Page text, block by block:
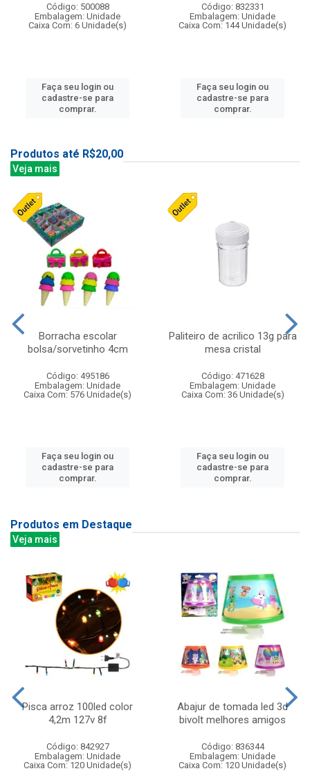
Código: 500088
Embalagem: Unidade
Caixa Com: 6 Unidade(s)
Faça seu login ou
cadastre-se para
comprar.
Código: 832331
Embalagem: Unidade
Caixa Com: 144 Unidade(s)
Faça seu login ou
cadastre-se para
comprar.
Produtos até R$20,00
Veja mais
Borracha escolar
bolsa/sorvetinho 4cm
Código: 495186
Embalagem: Unidade
Caixa Com: 576 Unidade(s)
Faça seu login ou
cadastre-se para
comprar.
Paliteiro de acrilico 13g para
mesa cristal
Código: 471628
Embalagem: Unidade
Caixa Com: 36 Unidade(s)
Faça seu login ou
cadastre-se para
comprar.
Produtos em Destaque
Veja mais
Pisca arroz 100led color
4,2m 127v 8f
Código: 842927
Embalagem: Unidade
Caixa Com: 120 Unidade(s)
Abajur de tomada led 3d
bivolt melhores amigos
Código: 836344
Embalagem: Unidade
Caixa Com: 120 Unidade(s)